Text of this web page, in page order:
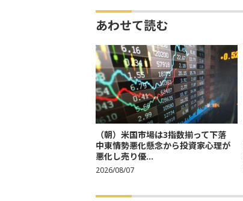
あわせて読む
（朝）米国市場は3指数揃って下落
中東情勢悪化懸念から投資家心理が
悪化し売り優...
2026/08/07